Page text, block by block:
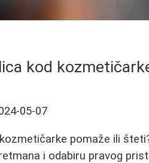
kod
05-07
pomaže ili
i odabiru pravog